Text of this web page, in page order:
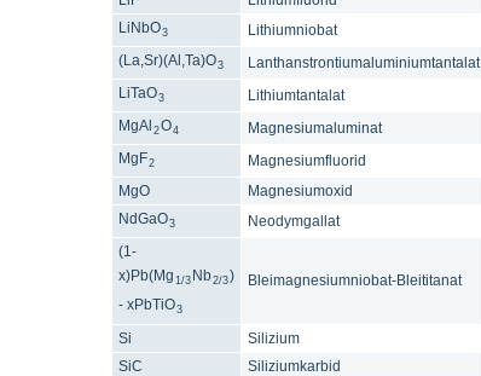
LiNbO3 Lithiumniobat
(La,Sr)(Al,Ta)O3 Lanthanstrontiumaluminiumtantalat
LiTaO3 Lithiumtantalat
MgAl 2O4 Magnesiumaluminat
MgF2 Magnesiumfluorid
MgO
Magnesiumoxid
NdGaO3 Neodymgallat
(1-
x)Pb(Mg 1/3 Nb2/3)
- xPbTiO3
Bleimagnesiumniobat-Bleititanat
Si Silizium
SiC
Siliziumkarbid